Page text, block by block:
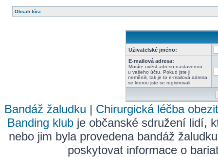
Obsah fóra
Uživatelské jméno:
E-mailová adresa:
Musíte uvést adresu nastavenou
u vašeho účtu. Pokud jste ji
neměnili, tak je to e-mailová adresa,
se kterou jste se registrovali.
Bandáž žaludku | Chirurgická léčba
Banding klub je občanské sdružení lidí,
nebo jim byla provedena bandáž
poskytovat informace o